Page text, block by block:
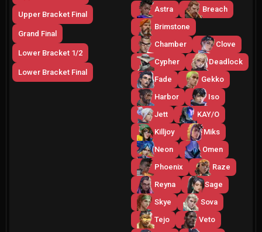
Upper Bracket Final
Grand Final
Lower Bracket 1/2
Lower Bracket Final
Astra
Breach
Brimstone
Chamber
Clove
Cypher
Deadlock
Fade
Gekko
Harbor
Iso
Jett
KAY/O
Killjoy
Miks
Neon
Omen
Phoenix
Raze
Reyna
Sage
Skye
Sova
Tejo
Veto